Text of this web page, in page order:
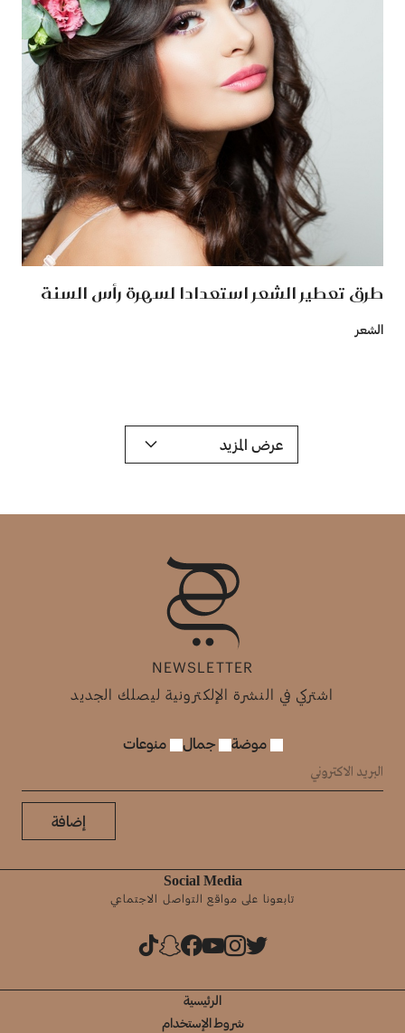
طرق تعطير الشعر استعدادا لسهرة رأس السنة
الشعر
عرض المزيد
NEWSLETTER
اشتركي في النشرة الإلكترونية ليصلك الجديد
موضة جمال منوعات
إضافة
Social Media
تابعونا على مواقع التواصل الاجتماعي
الرئيسية
شروط الإستخدام